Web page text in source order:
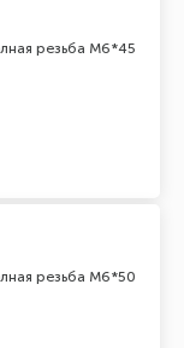
резьба М6*45
резьба М6*50